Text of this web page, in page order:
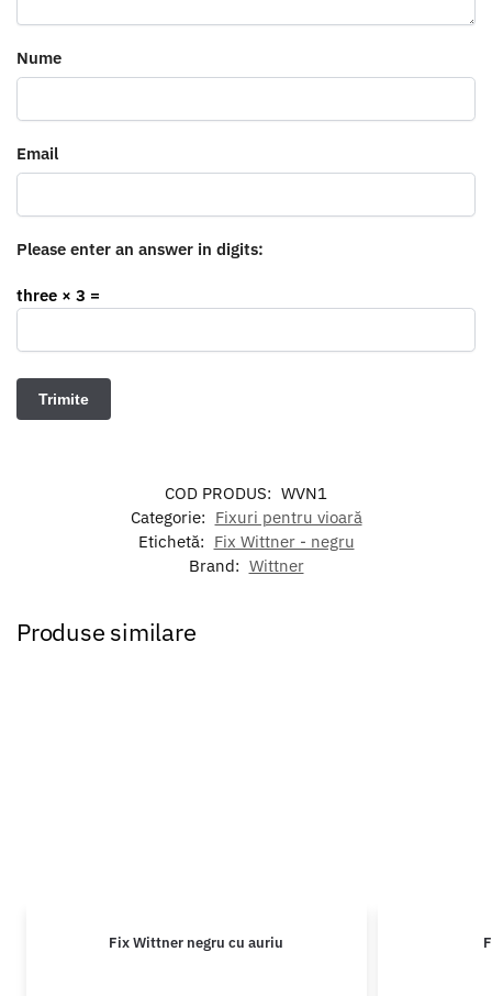
Nume
Email
Please enter an answer in digits:
three × 3 =
COD PRODUS: WVN1
Categorie: Fixuri pentru vioară
Etichetă: Fix Wittner - negru
Brand: Wittner
Produse similare
Fix Wittner negru cu auriu